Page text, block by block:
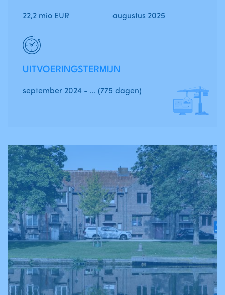
22,2 mio EUR
UITVOERINGSTERMIJN
september 2024 - ... (775 dagen)
augustus 2025